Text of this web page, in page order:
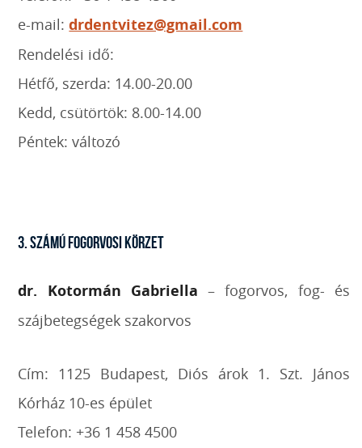
e-mail:drdentvitez@gmail.com
Rendelési idő:
Hétfő, szerda: 14.00-20.00
Kedd, csütörtök: 8.00-14.00
Péntek: változó
3. SZÁMÚ FOGORVOSI KÖRZET
dr. Kotormán Gabriella – fogorvos, fog- és
szájbetegségek szakorvos
Cím: 1125 Budapest, Diós árok 1. Szt. János
Kórház 10-es épület
Telefon: +36 1 458 4500